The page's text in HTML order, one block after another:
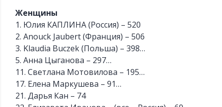
Женщины
1. Юлия КАПЛИНА (Россия) – 520
2. Anouck Jaubert (Франция) – 506
3. Klaudia Buczek (Польша) – 398…
5. Анна Цыганова – 297…
11. Светлана Мотовилова – 195…
17. Елена Маркушева – 91…
21. Дарья Кан – 74